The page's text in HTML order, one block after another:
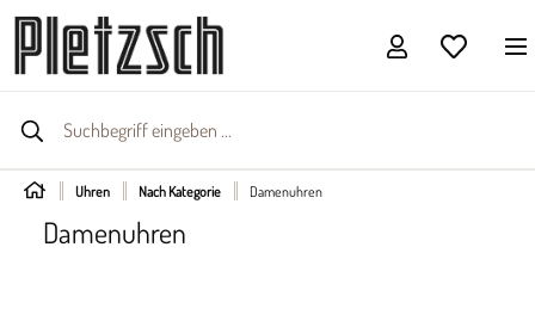
Uhren Nach Kategorie Damenuhren
Damenuhren